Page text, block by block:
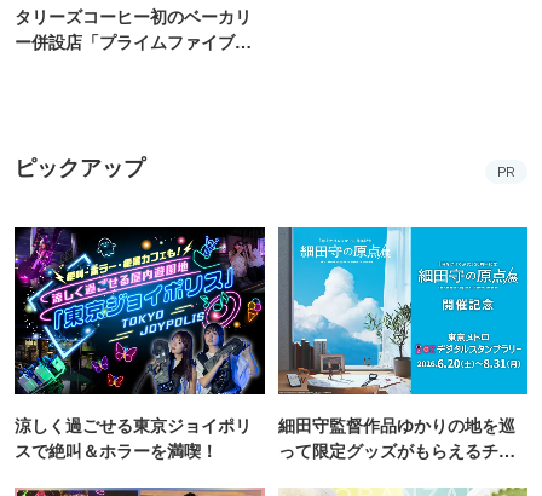
タリーズコーヒー初のベーカリ
ー併設店「プライムファイブ」
ピックアップ PR
涼しく過ごせる東京ジョイポリ
スで絶叫＆ホラーを満喫！
細田守監督作品ゆかりの地を巡
って限定グッズがもらえるチャ